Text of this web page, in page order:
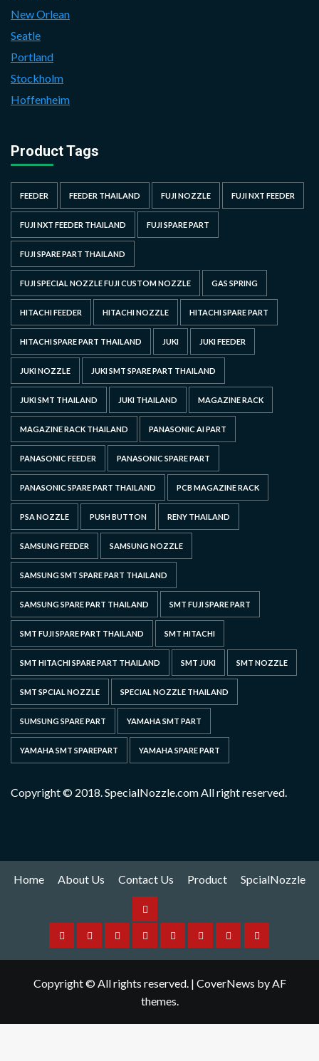
New Orlean
Seatle
Portland
Stockholm
Hoffenheim
Product Tags
FEEDER FEEDER THAILAND FUJI NOZZLE FUJI NXT FEEDER
FUJI NXT FEEDER THAILAND FUJI SPARE PART
FUJI SPARE PART THAILAND
FUJI SPECIAL NOZZLE FUJI CUSTOM NOZZLE GAS SPRING
HITACHI FEEDER HITACHI NOZZLE HITACHI SPARE PART
HITACHI SPARE PART THAILAND JUKI JUKI FEEDER
JUKI NOZZLE JUKI SMT SPARE PART THAILAND
JUKI SMT THAILAND JUKI THAILAND MAGAZINE RACK
MAGAZINE RACK THAILAND PANASONIC AI PART
PANASONIC FEEDER PANASONIC SPARE PART
PANASONIC SPARE PART THAILAND PCB MAGAZINE RACK
PSA NOZZLE PUSH BUTTON RENY THAILAND
SAMSUNG FEEDER SAMSUNG NOZZLE
SAMSUNG SMT SPARE PART THAILAND
SAMSUNG SPARE PART THAILAND SMT FUJI SPARE PART
SMT FUJI SPARE PART THAILAND SMT HITACHI
SMT HITACHI SPARE PART THAILAND SMT JUKI SMT NOZZLE
SMT SPCIAL NOZZLE SPECIAL NOZZLE THAILAND
SUMSUNG SPARE PART YAMAHA SMT PART
YAMAHA SMT SPAREPART YAMAHA SPARE PART
Copyright © 2018. SpecialNozzle.com All right reserved.
Home About Us Contact Us Product SpcialNozzle
HomeAboutContact
Product
SpareYamaha
I
HitachiSpcialNozzle
Copyright © All rights reserved. | CoverNews by AF
themes.